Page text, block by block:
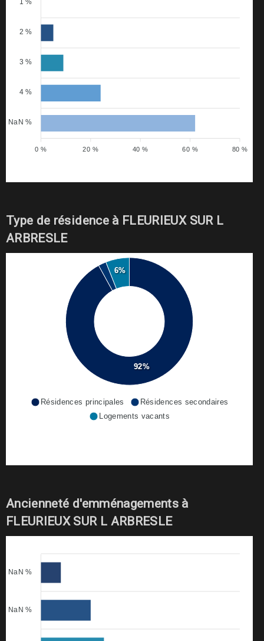
2 %
3 %
4 %
NaN %
80 %
60 %
40 %
20 %
0 %
Type de résidence à FLEURIEUX SUR L
ARBRESLE
92%
6%
Résidences principales
Résidences secondaires
Logements vacants
Ancienneté d'emménagements à
FLEURIEUX SUR L ARBRESLE
NaN %
NaN %